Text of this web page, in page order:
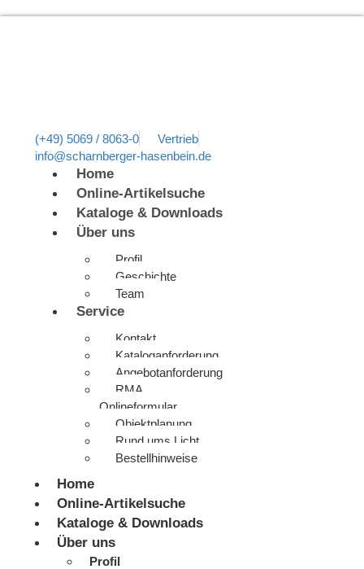
(+49) 5069 / 8063-0
Vertrieb
info@scharnberger-hasenbein.de
Home
Online-Artikelsuche
Kataloge & Downloads
Über uns
Profil
Geschichte
Team
Service
Kontakt
Kataloganforderung
Angebotanforderung
RMA
Onlineformular
Objektplanung
Rund ums Licht
Bestellhinweise
Home
Online-Artikelsuche
Kataloge & Downloads
Über uns
Profil